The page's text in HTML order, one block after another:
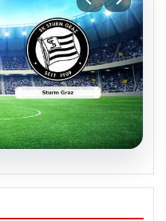
Graz Canlı